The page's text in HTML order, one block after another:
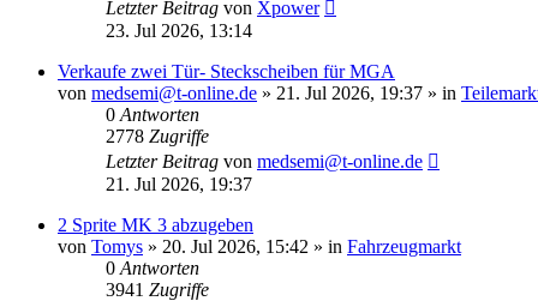
Letzter Beitrag von Xpower
23. Jul 2026, 13:14
Verkaufe zwei Tür- Steckscheiben für MGA
von medsemi@t-online.de » 21. Jul 2026, 19:37 » in
0 Antworten
2778 Zugriffe
Letzter Beitrag von medsemi@t-online.de
21. Jul 2026, 19:37
2 Sprite MK 3 abzugeben
von Tomys » 20. Jul 2026, 15:42 » in Fahrzeugmarkt
0 Antworten
3941 Zugriffe